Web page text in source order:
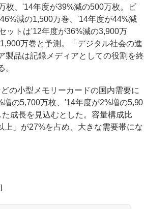
枚、'14年度が39%減の500万枚。ビ
減の1,500万巻、'14年度が44%減
ットは'12年度が36%減の3,900万
万巻と予測。「デジタル社会の進
製品は記録メディアとしての役割を終
。
の小型メモリーカードの国内需要に
の5,700万枚、'14年度が2%増の5,90
成長を見込むとした。容量構成比
上」が27%を占め、大きな需要帯にな
]